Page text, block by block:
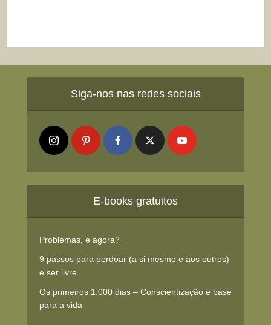
Siga-nos nas redes sociais
E-books gratuitos
Problemas, e agora?
9 passos para perdoar (a si mesmo e aos outros)
e ser livre
Os primeiros 1.000 dias – Conscientização e base
para a vida